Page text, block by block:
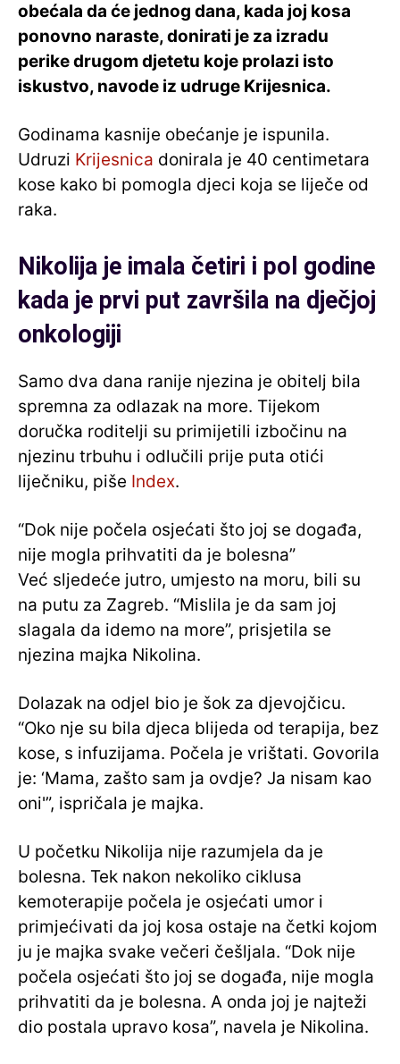
obećala da će jednog dana, kada joj kosa
ponovno naraste, donirati je za izradu
perike drugom djetetu koje prolazi isto
iskustvo, navode iz udruge Krijesnica.
Godinama kasnije obećanje je ispunila.
Udruzi Krijesnica donirala je 40 centimetara
kose kako bi pomogla djeci koja se liječe od
raka.
Nikolija je imala četiri i pol godine
kada je prvi put završila na dječjoj
onkologiji
Samo dva dana ranije njezina je obitelj bila
spremna za odlazak na more. Tijekom
doručka roditelji su primijetili izbočinu na
njezinu trbuhu i odlučili prije puta otići
liječniku, piše Index.
“Dok nije počela osjećati što joj se događa,
nije mogla prihvatiti da je bolesna”
Već sljedeće jutro, umjesto na moru, bili su
na putu za Zagreb. “Mislila je da sam joj
slagala da idemo na more”, prisjetila se
njezina majka Nikolina.
Dolazak na odjel bio je šok za djevojčicu.
“Oko nje su bila djeca blijeda od terapija, bez
kose, s infuzijama. Počela je vrištati. Govorila
je: ‘Mama, zašto sam ja ovdje? Ja nisam kao
oni'”, ispričala je majka.
U početku Nikolija nije razumjela da je
bolesna. Tek nakon nekoliko ciklusa
kemoterapije počela je osjećati umor i
primjećivati da joj kosa ostaje na četki kojom
ju je majka svake večeri češljala. “Dok nije
počela osjećati što joj se događa, nije mogla
prihvatiti da je bolesna. A onda joj je najteži
dio postala upravo kosa”, navela je Nikolina.